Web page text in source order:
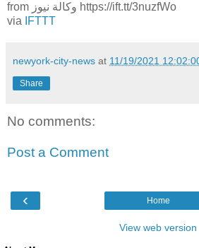
from وكالة نيوز https://ift.tt/3nuzfWo
via
IFTTT
newyork-city-news at 11/19/2021
Share
No comments:
Post a Comment
‹ Home
View web version